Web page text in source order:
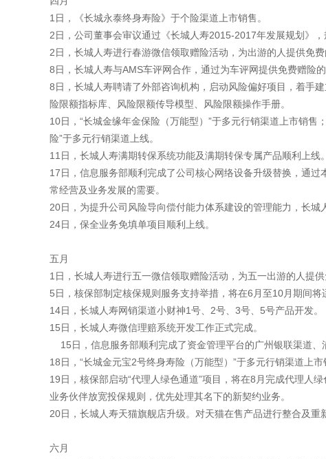
1日，《长城永泰终身寿险》于个险渠道上市销售。
2日，公司董事会审议通过《长城人寿2015-2017年发展规划》
2日，长城人寿进行春游微信领取赠险活动，为出游的人提供免费
8日，长城人寿与AMS车评网合作，通过为车评网提供免费赠险
8日，长城人寿聘请了外部咨询机构，启动风险偏好项目，着手
险限额指标库、风险限额传导模型、风险限额操作手册。
10日，“长城金缘年金保险（万能型）”于多元行销渠道上市销
险”于多元行销渠道上线。
11日，长城人寿满期转保系统功能及满期转保专属产品顺利上线。
17日，信息服务部顺利完成了公司核心网络设备升级替换，通
常经营及业务发展的需要。
20日，为提升公司风险导向偿付能力体系建设的管理能力，长城
24日，保全业务免填单项目顺利上线。
五月
1日，长城人寿进行五一微信领取赠险活动，为五一出游的人提供
5日，核保部制定核保规则服务支持举措，将在6月至10月期间
14日，长城人寿网销渠道小财神1号、2号、3号、5号产品开发。
15日，长城人寿微信理赔系统开发工作正式完成。
15日，信息服务部顺利完成了资金管理平台的广州银联渠道、
18日，“长城金元宝2号终身寿险（万能型）”于多元行销渠道上
19日，核保部启动“代理人绿色通道”项目，将在8月完成代理人
业务伙伴放宽投保规则，优先处理其名下的新契约业务。
20日，长城人寿天猫旗舰店升级。对天猫在售产品进行整合及重
六月